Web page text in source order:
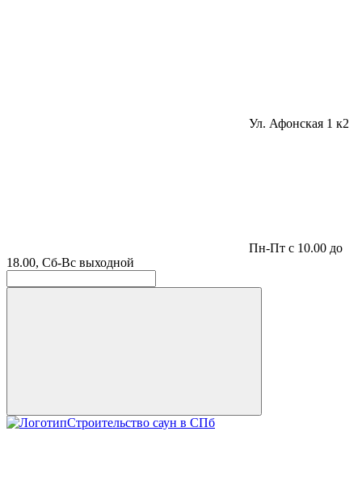
Ул. Афонская 1 к2
Пн-Пт с 10.00 до
18.00, Сб-Вс выходной
Строительство саун в СПб